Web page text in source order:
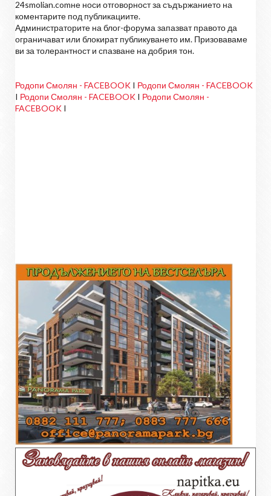
24smolian.comне носи отговорност за съдържанието на
коментарите под публикациите.
Администраторите на блог-форума запазват правото да
ограничават или блокират публикуването им. Призоваваме
ви за толерантност и спазване на добрия тон.
Родопи Смолян - FACEBOOK I Родопи Смолян - FACEBOOK
I Родопи Смолян - FACEBOOK I Родопи Смолян -
FACEBOOK I